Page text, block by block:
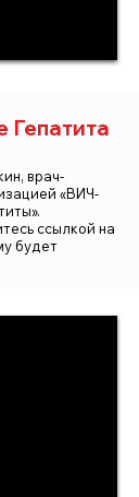
Гепатита
врач-
«ВИЧ-
ссылкой на
будет